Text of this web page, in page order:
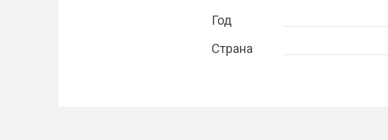
Год
Страна